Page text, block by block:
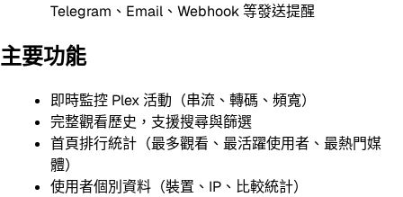
Telegram、Email、Webhook 等發送提醒
主要功能
即時監控 Plex 活動（串流、轉碼、頻寬）
完整觀看歷史，支援搜尋與篩選
首頁排行統計（最多觀看、最活躍使用者、最熱門媒
體）
使用者個別資料（裝置、IP、比較統計）